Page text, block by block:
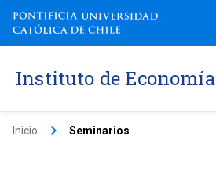
Instituto de Economía
Inicio keyboard_arrow_right Seminarios